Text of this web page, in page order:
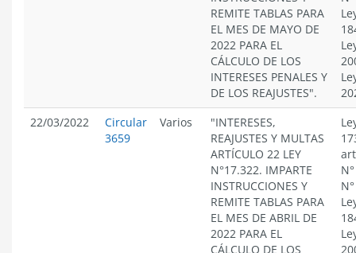
REMITE TABLAS PARA
EL MES DE MAYO DE
2022 PARA EL
CÁLCULO DE LOS
INTERESES PENALES Y
DE LOS REAJUSTES".
22/03/2022
Circular
3659
Varios
"INTERESES,
REAJUSTES Y MULTAS
ARTÍCULO 22 LEY
N°17.322. IMPARTE
INSTRUCCIONES Y
REMITE TABLAS PARA
EL MES DE ABRIL DE
2022 PARA EL
CÁLCULO DE LOS